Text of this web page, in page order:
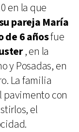
en la que
pareja María
de 6 añosfue
, en la
y Posadas, en
La familia
pavimento con
el